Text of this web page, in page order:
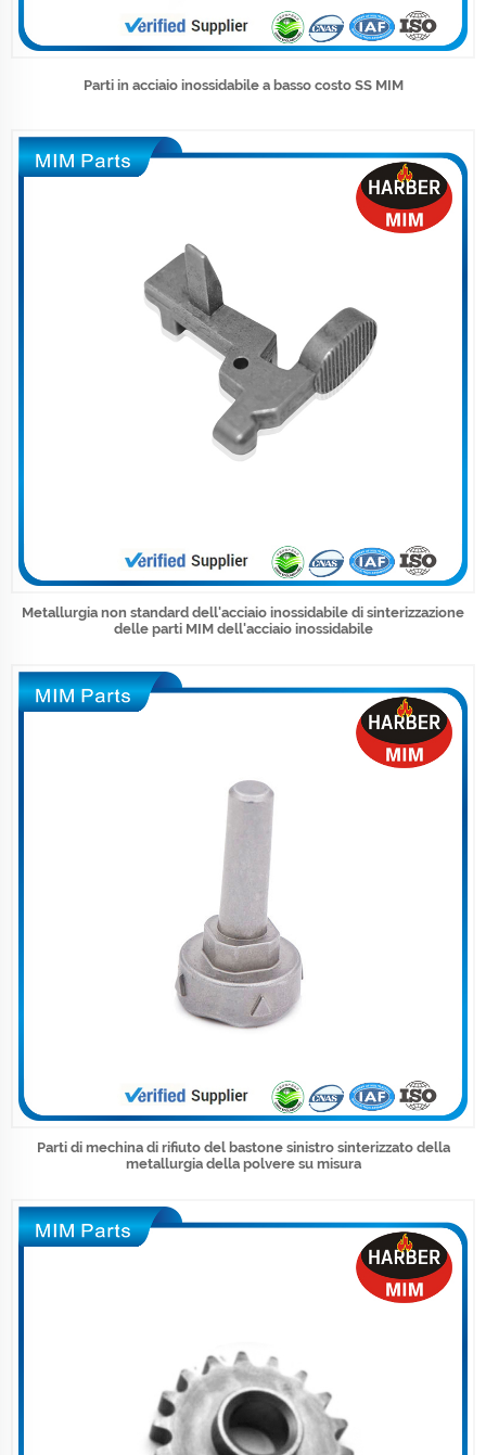
Parti in acciaio inossidabile a basso costo SS MIM
Metallurgia non standard dell'acciaio inossidabile di sinterizzazione
delle parti MIM dell'acciaio inossidabile
Parti di mechina di rifiuto del bastone sinistro sinterizzato della
metallurgia della polvere su misura